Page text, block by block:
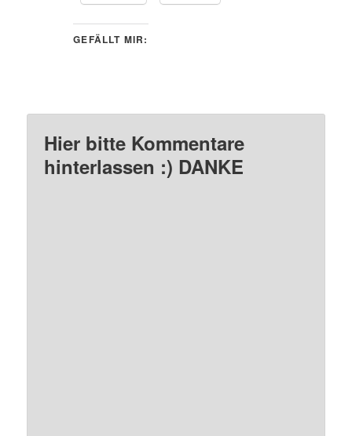
GEFÄLLT MIR:
Hier bitte Kommentare
hinterlassen :) DANKE